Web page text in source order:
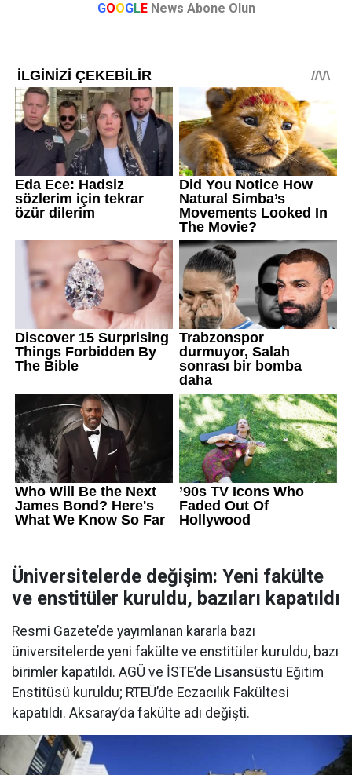
GOOGLE News Abone Olun
Üniversitelerde değişim: Yeni fakülte
ve enstitüler kuruldu, bazıları kapatıldı
Resmi Gazete’de yayımlanan kararla bazı
üniversitelerde yeni fakülte ve enstitüler kuruldu, bazı
birimler kapatıldı. AGÜ ve İSTE’de Lisansüstü Eğitim
Enstitüsü kuruldu; RTEÜ’de Eczacılık Fakültesi
kapatıldı. Aksaray’da fakülte adı değişti.